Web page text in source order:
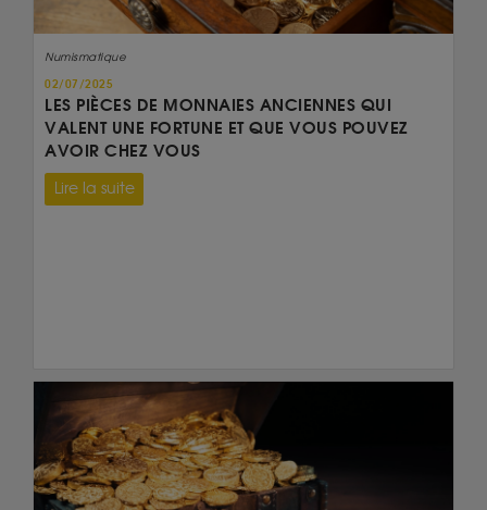
Numismatique
02/07/2025
LES PIÈCES DE MONNAIES ANCIENNES QUI
VALENT UNE FORTUNE ET QUE VOUS POUVEZ
AVOIR CHEZ VOUS
Lire la suite